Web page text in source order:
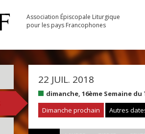
Association Épiscopale Liturgique
pour les pays Francophones
22 JUIL. 2018
dimanche, 16ème Semaine
Dimanche prochain
Autres